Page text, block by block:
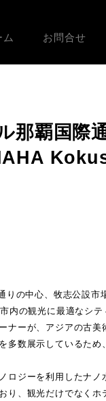
ム お問合せ
那覇国際
りの中心、牧志公設市
内の観光に最適なシテ
ナーが、アジアの古美
多数展示しているため
ロジーを利用したナノ
り、観光だけでなくホ